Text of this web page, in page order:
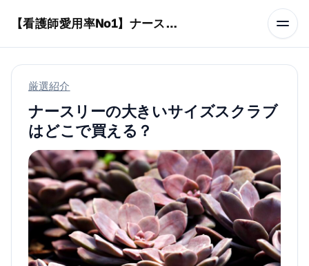
【看護師愛用率No1】ナースリーで人気の商品はコレ
厳選紹介
ナースリーの大きいサイズスクラブ
はどこで買える？